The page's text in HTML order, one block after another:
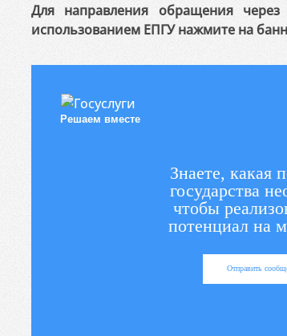
Для направления обращения
использованием ЕПГУ нажмите на
Решаем вместе
Знаете, какая
государства
чтобы
потенциал на
Отправить